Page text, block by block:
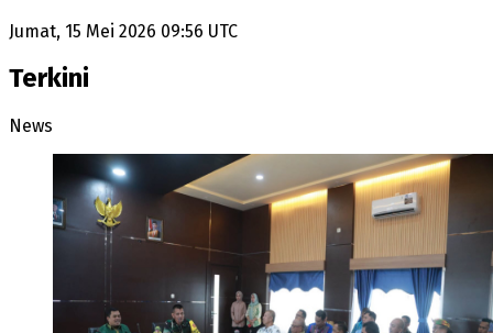
Jumat, 15 Mei 2026 09:56 UTC
Terkini
News